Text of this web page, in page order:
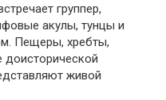
группер,
акулы, тунцы и
Пещеры, хребты,
доисторической
живой